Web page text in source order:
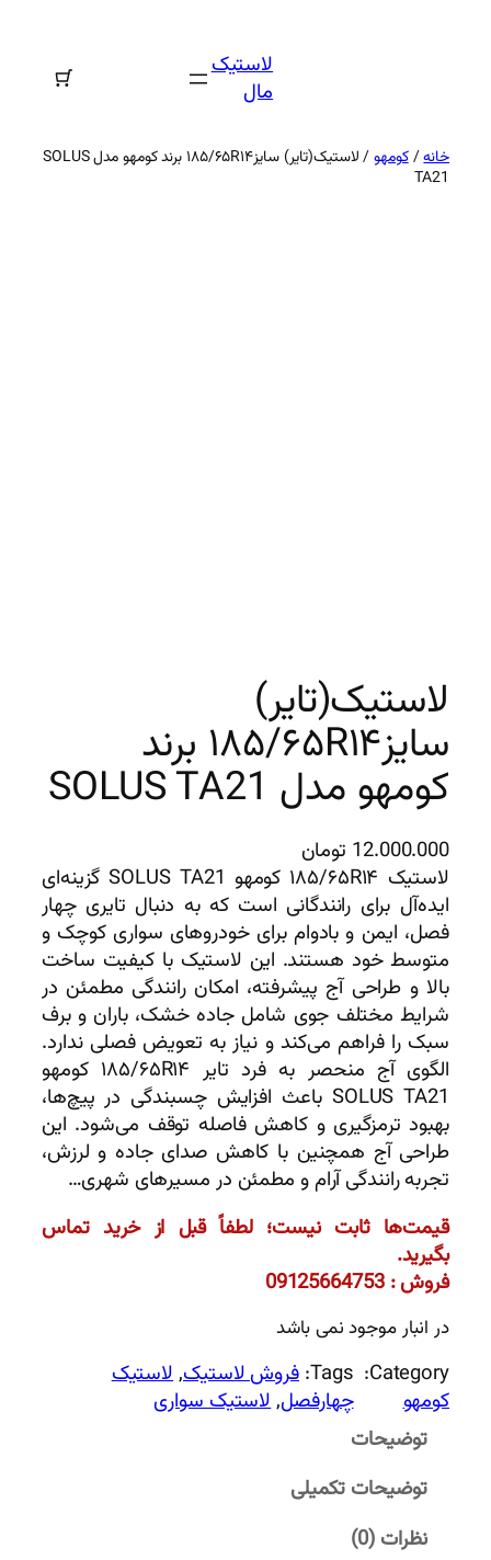
لاستیک
مال
خانه/کومهو
/ لاستیک(تایر) سایز۱۸۵/۶۵R۱۴ برند کومهو مدل SOLUS
TA21
لاستیک(تایر)
سایز۱۸۵/۶۵R۱۴ برند
کومهو مدل SOLUS TA21
12.000.000 تومان
لاستیک ۱۸۵/۶۵R۱۴ کومهو SOLUS TA21 گزینه‌ای
ایده‌آل برای رانندگانی است که به دنبال تایری چهار
فصل، ایمن و بادوام برای خودروهای سواری کوچک و
متوسط خود هستند. این لاستیک با کیفیت ساخت
بالا و طراحی آج پیشرفته، امکان رانندگی مطمئن در
شرایط مختلف جوی شامل جاده خشک، باران و برف
سبک را فراهم می‌کند و نیاز به تعویض فصلی ندارد.
الگوی آج منحصر به فرد تایر ۱۸۵/۶۵R۱۴ کومهو
SOLUS TA21 باعث افزایش چسبندگی در پیچ‌ها،
بهبود ترمزگیری و کاهش فاصله توقف می‌شود. این
طراحی آج همچنین با کاهش صدای جاده و لرزش،
تجربه رانندگی آرام و مطمئن در مسیرهای شهری…
قیمت‌ها ثابت نیست؛ لطفاً قبل از خرید تماس
بگیرید.
فروش : 09125664753
در انبار موجود نمی باشد
Category:
کومهو
Tags: فروش لاستیک, لاستیک
چهارفصل, لاستیک سواری
توضیحات
توضیحات تکمیلی
نظرات (0)